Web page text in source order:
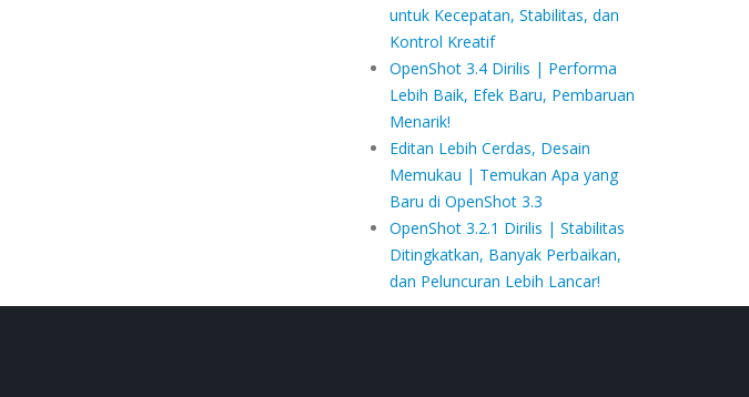
untuk Kecepatan, Stabilitas, dan
Kontrol Kreatif
OpenShot 3.4 Dirilis | Performa
Lebih Baik, Efek Baru, Pembaruan
Menarik!
Editan Lebih Cerdas, Desain
Memukau | Temukan Apa yang
Baru di OpenShot 3.3
OpenShot 3.2.1 Dirilis | Stabilitas
Ditingkatkan, Banyak Perbaikan,
dan Peluncuran Lebih Lancar!